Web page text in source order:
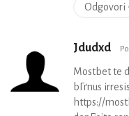
Jdudxd
Mostbet te
bГґnus
https://